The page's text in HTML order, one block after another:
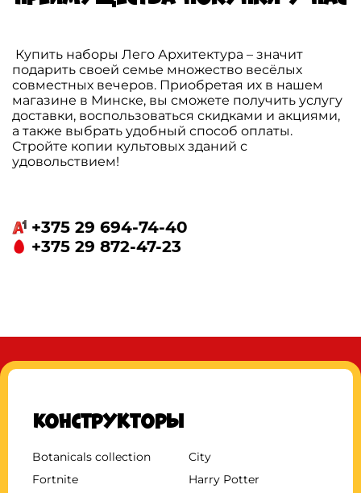
Купить наборы Лего Архитектура – значит
подарить своей семье множество весёлых
совместных вечеров. Приобретая их в нашем
магазине в Минске, вы сможете получить услугу
доставки, воспользоваться скидками и акциями,
а также выбрать удобный способ оплаты.
Стройте копии культовых зданий с
удовольствием!
+375 29 694-74-40
+375 29 872-47-23
Конструкторы
Botanicals collection
City
Fortnite
Harry Potter